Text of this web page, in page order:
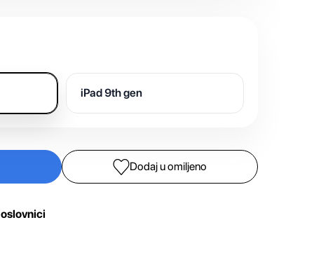
iPad 9th gen
Dodaj u omiljeno